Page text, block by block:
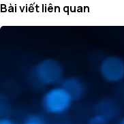
Bài viết liên quan